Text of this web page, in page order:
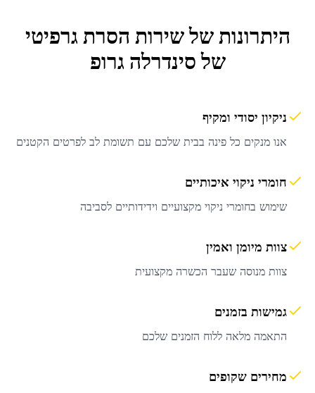
היתרונות של שירות הסרת גרפיטי
של סינדרלה גרופ
ניקיון יסודי ומקיף
אנו מנקים כל פינה בבית שלכם עם תשומת לב לפרטים הקטנים
חומרי ניקוי איכותיים
שימוש בחומרי ניקוי מקצועיים וידידותיים לסביבה
צוות מיומן ואמין
צוות מנוסה שעבר הכשרה מקצועית
גמישות בזמנים
התאמה מלאה ללוח הזמנים שלכם
מחירים שקופים